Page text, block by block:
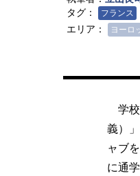
タグ：
フランス
エリア： ヨーロ
学校
義）
ャブ
に通